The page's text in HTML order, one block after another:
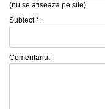
(nu se afiseaza pe site)
Subiect *:
Comentariu: